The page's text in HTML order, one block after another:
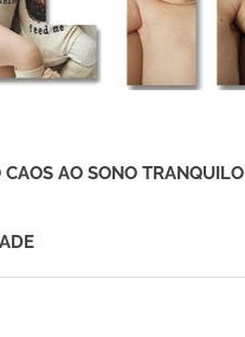
CAOS AO SONO TRANQUILO